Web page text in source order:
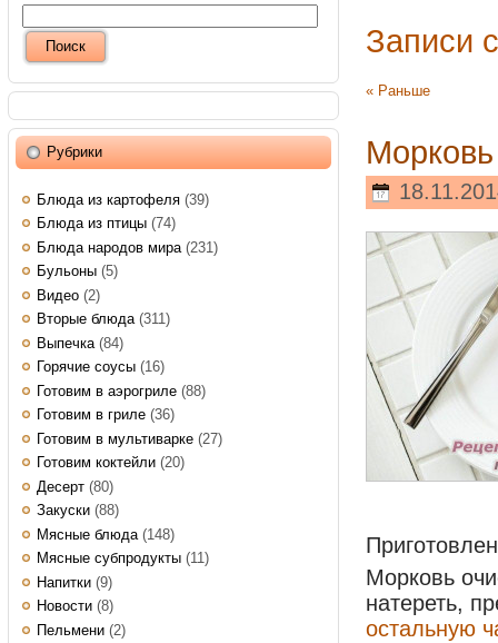
Рубрики
Блюда из картофеля (39)
Блюда из птицы (74)
Блюда народов мира (231)
Бульоны (5)
Видео (2)
Вторые блюда(311)
Выпечка (84)
Горячие соусы (16)
Готовим в аэрогриле (88)
Готовим в гриле (36)
Готовим в мультиварке (27)
Готовим коктейли (20)
Десерт (80)
Закуски (88)
Мясные блюда (148)
Мясные субпродукты (11)
Напитки (9)
Новости (8)
Пельмени (2)
Записи
« Раньше
Морковь
натереть,
остальную